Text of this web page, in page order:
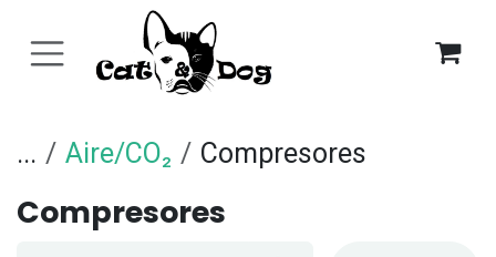
... Aire/CO₂ Compresores
Compresores